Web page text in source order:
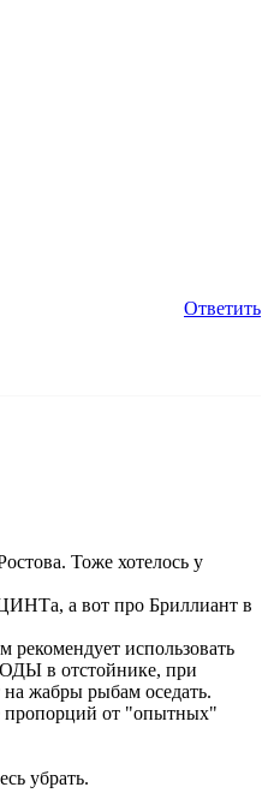
Ответить
Тоже хотелось у
а вот про Бриллиант в
рекомендует использовать
в отстойнике, при
жабры рыбам оседать.
от "опытных"
убрать.